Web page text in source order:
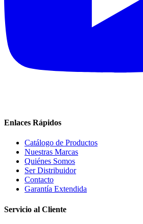
Enlaces Rápidos
Catálogo de Productos
Nuestras Marcas
Quiénes Somos
Ser Distribuidor
Contacto
Garantía Extendida
Servicio al Cliente